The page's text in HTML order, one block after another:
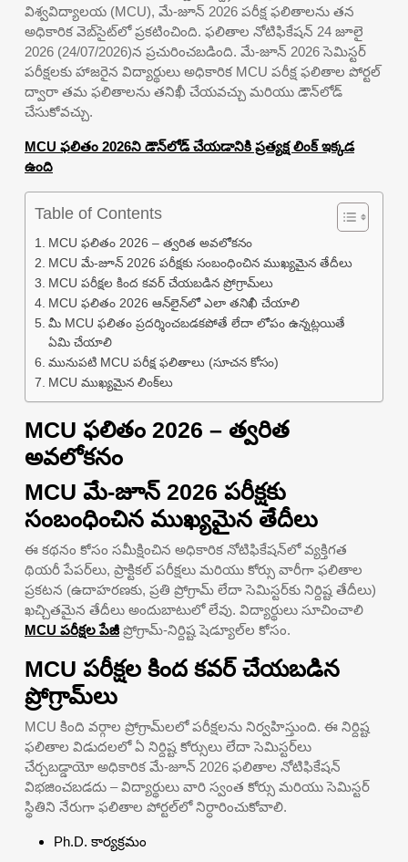
విశ్వవిద్యాలయ (MCU), మే-జూన్ 2026 పరీక్ష ఫలితాలను తన
అధికారిక వెబ్‌సైట్‌లో ప్రకటించింది. ఫలితాల నోటిఫికేషన్ 24 జూలై
2026 (24/07/2026)న ప్రచురించబడింది. మే-జూన్ 2026 సెమిస్టర్
పరీక్షలకు హాజరైన విద్యార్థులు అధికారిక MCU పరీక్ష ఫలితాల పోర్టల్
ద్వారా తమ ఫలితాలను తనిఖీ చేయవచ్చు మరియు డౌన్‌లోడ్
చేసుకోవచ్చు.
MCU ఫలితం 2026ని డౌన్‌లోడ్ చేయడానికి ప్రత్యక్ష లింక్ ఇక్కడ
ఉంది
Table of Contents
MCU ఫలితం 2026 – త్వరిత అవలోకనం
MCU మే-జూన్ 2026 పరీక్షకు సంబంధించిన ముఖ్యమైన తేదీలు
MCU పరీక్షల కింద కవర్ చేయబడిన ప్రోగ్రామ్‌లు
MCU ఫలితం 2026 ఆన్‌లైన్‌లో ఎలా తనిఖీ చేయాలి
మీ MCU ఫలితం ప్రదర్శించబడకపోతే లేదా లోపం ఉన్నట్లయితే
ఏమి చేయాలి
మునుపటి MCU పరీక్ష ఫలితాలు (సూచన కోసం)
MCU ముఖ్యమైన లింక్‌లు
MCU ఫలితం 2026 – త్వరిత
అవలోకనం
MCU మే-జూన్ 2026 పరీక్షకు
సంబంధించిన ముఖ్యమైన తేదీలు
ఈ కథనం కోసం సమీక్షించిన అధికారిక నోటిఫికేషన్‌లో వ్యక్తిగత
థియరీ పేపర్‌లు, ప్రాక్టికల్ పరీక్షలు మరియు కోర్సు వారీగా ఫలితాల
ప్రకటన (ఉదాహరణకు, ప్రతి ప్రోగ్రామ్ లేదా సెమిస్టర్‌కు నిర్దిష్ట తేదీలు)
ఖచ్చితమైన తేదీలు అందుబాటులో లేవు. విద్యార్థులు సూచించాలి
MCU పరీక్షల పేజీప్రోగ్రామ్-నిర్దిష్ట షెడ్యూల్‌ల కోసం.
MCU పరీక్షల కింద కవర్ చేయబడిన
ప్రోగ్రామ్‌లు
MCU కింది వర్గాల ప్రోగ్రామ్‌లలో పరీక్షలను నిర్వహిస్తుంది. ఈ నిర్దిష్ట
ఫలితాల విడుదలలో ఏ నిర్దిష్ట కోర్సులు లేదా సెమిస్టర్‌లు
చేర్చబడ్డాయో అధికారిక మే-జూన్ 2026 ఫలితాల నోటిఫికేషన్
విభజించబడదు – విద్యార్థులు వారి స్వంత కోర్సు మరియు సెమిస్టర్
స్థితిని నేరుగా ఫలితాల పోర్టల్‌లో నిర్ధారించుకోవాలి.
Ph.D. కార్యక్రమం